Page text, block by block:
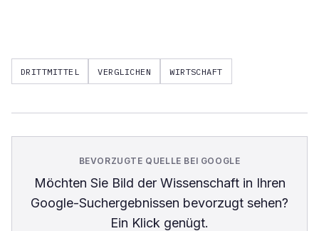
DRITTMITTEL VERGLICHEN WIRTSCHAFT
BEVORZUGTE QUELLE BEI GOOGLE
Möchten Sie Bild der Wissenschaftin Ihren
Google-Suchergebnissen bevorzugt sehen?
Ein Klick genügt.